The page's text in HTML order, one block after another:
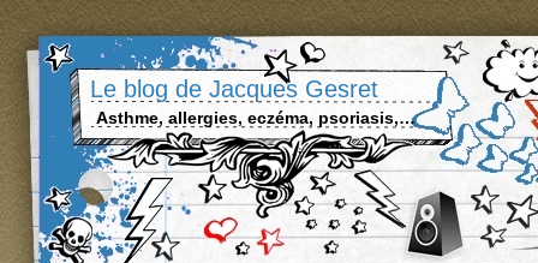
Le blog de Jacques Gesret
Asthme, allergies, eczéma, psoriasis,…